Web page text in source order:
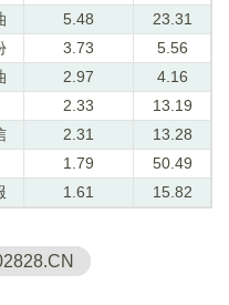
5.48
23.31
3.73
5.56
2.97
4.16
2.33
13.19
2.31
13.28
1.79
50.49
1.61 15.82